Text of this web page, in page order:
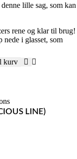
lille sag, som kan
rene og klar til brug!
i glasset, som
kurv
LINE)